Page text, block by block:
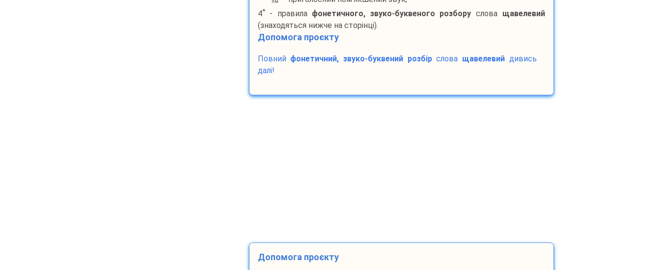
пм
4*- правила фонетичного, звуко-буквеного розбору слова щавелевий
(знаходяться нижче на сторінці).
Допомога проєкту
Повний фонетичний, звуко-буквений розбірслова щавелевийдивись
далі!
Допомога проєкту